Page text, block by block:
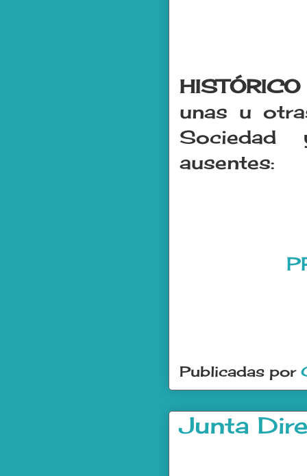
HISTÓRICO
unas u
Sociedad
ausentes:
Publicadas por
Junta